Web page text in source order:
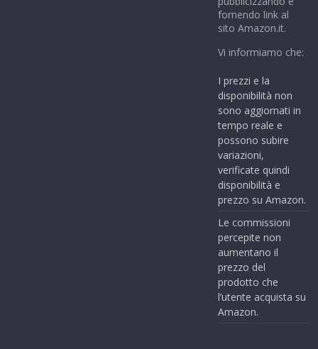
fornendo link al
sito Amazon.it.
Vi informiamo che:
I prezzi e la
disponibilità non
sono aggiornati in
tempo reale e
possono subire
variazioni,
verificate quindi
disponibilità e
prezzo su Amazon.
Le commissioni
percepite non
aumentano il
prezzo del
prodotto che
l’utente acquista su
Amazon.